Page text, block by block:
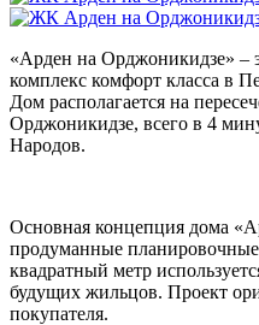
«Арден на Орджоникидзе» –
комплекс комфорт класса в
Дом располагается на
Орджоникидзе, всего в 4
Народов.
Основная концепция дома
продуманные
квадратный метр
будущих жильцов. Проект
покупателя.